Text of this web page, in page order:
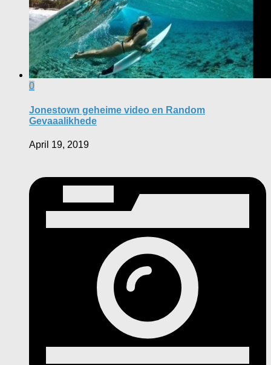
0
Jonestown geheime video en Random
Gevaaalikhede
April 19, 2019